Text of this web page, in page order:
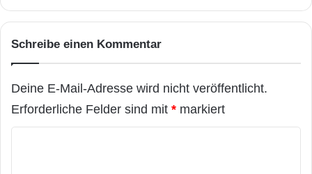
Schreibe einen Kommentar
Deine E-Mail-Adresse wird nicht veröffentlicht.
Erforderliche Felder sind mit * markiert